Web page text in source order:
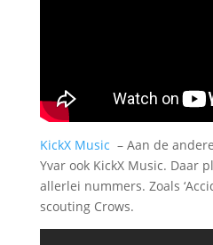
KickX Music – Aan de
Yvar ook KickX Music. Daar
allerlei nummers. Zoals
scouting Crows.